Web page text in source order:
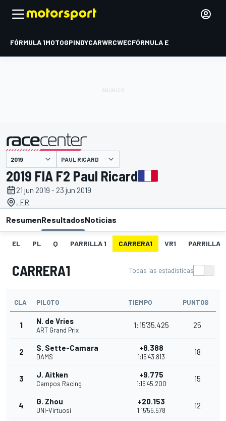
FÓRMULA 1MOTOGPINDYCARWRCWECFÓRMULA E
presentado por PAUL RICARD
2019 FIA F2 Paul Ricard
21 jun 2019 - 23 jun 2019
, FR
ResumenResultadosNoticias
EL PL Q PARRILLA 1 CARRERA1 VR1 PARRILLA 2
CARRERA1 Todas las estadísticas
CLA PILOTO TIEMPO PUNTOS
1 N. de Vries
ART Grand Prix
1:15'35.425 25
2 S. Sette-Camara
DAMS
+8.388
1:15'43.813
18
3 J. Aitken
Campos Racing
+9.775
1:15'45.200
15
4 G. Zhou
UNI-Virtuosi
+20.153
1:15'55.578
12